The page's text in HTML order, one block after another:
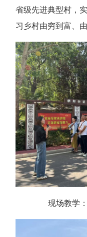
省级先进典型村，
习乡村由穷到富、
现场教学